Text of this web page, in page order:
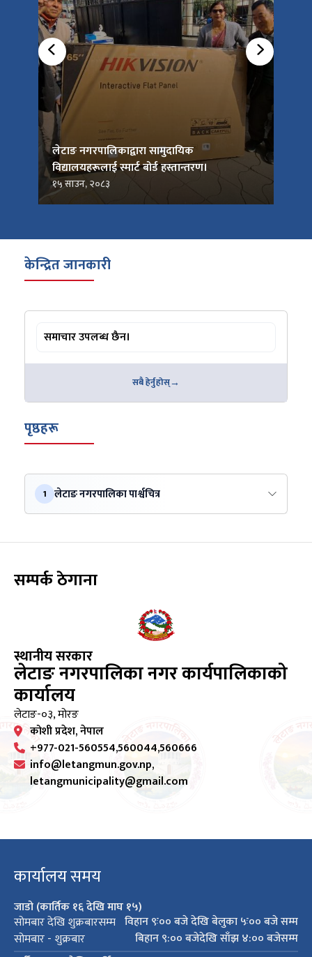
लेटाङ नगरपालिकाद्वारा सामुदायिक
विद्यालयहरूलाई स्मार्ट बोर्ड हस्तान्तरण।
१५ साउन, २०८३
केन्द्रित जानकारी
समाचार उपलब्ध छैन।
सबै हेर्नुहोस्
पृष्ठहरू
1 लेटाङ नगरपालिका पार्श्वचित्र
सम्पर्क ठेगाना
स्थानीय सरकार
लेटाङ नगरपालिका नगर कार्यपालिकाको
कार्यालय
लेटाङ-०३, मोरङ
कोशी प्रदेश, नेपाल
+977-021-560554,560044,560666
info@letangmun.gov.np,
letangmunicipality@gmail.com
कार्यालय समय
जाडो (कार्तिक १६ देखि माघ १५)
सोमबार देखि शुक्रबारसम्म विहान ९ः०० बजे देखि बेलुका ५ः०० बजे सम्म
सोमबार - शुक्रबार
बिहान ९:०० बजेदेखि साँझ ४:०० बजेसम्म